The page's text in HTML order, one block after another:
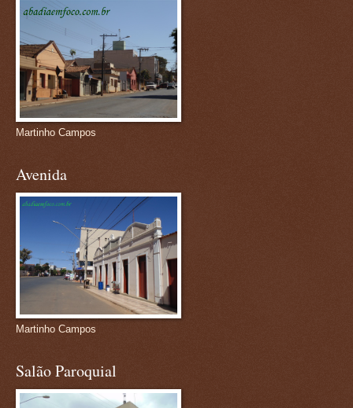
Martinho Campos
Avenida
Martinho Campos
Salão Paroquial